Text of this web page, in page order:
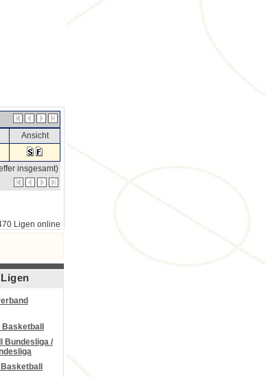
Ansicht
insgesamt)
Ligen online
Basketball
Bundesliga /